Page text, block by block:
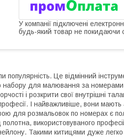
У компанії підключені
будь-який товар не покидаючи
Це відмінний
для малювання за номерами,
і розкрити свої внутрішні
І найважливіше, вони
для розмальовок по номерах є
полотна, використовуваного
Такими китицями дуже